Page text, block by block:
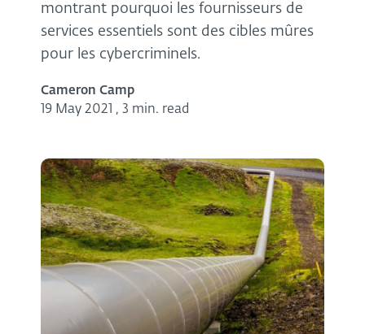
montrant pourquoi les fournisseurs de
services essentiels sont des cibles mûres
pour les cybercriminels.
Cameron Camp
19 May 2021 , 3 min. read